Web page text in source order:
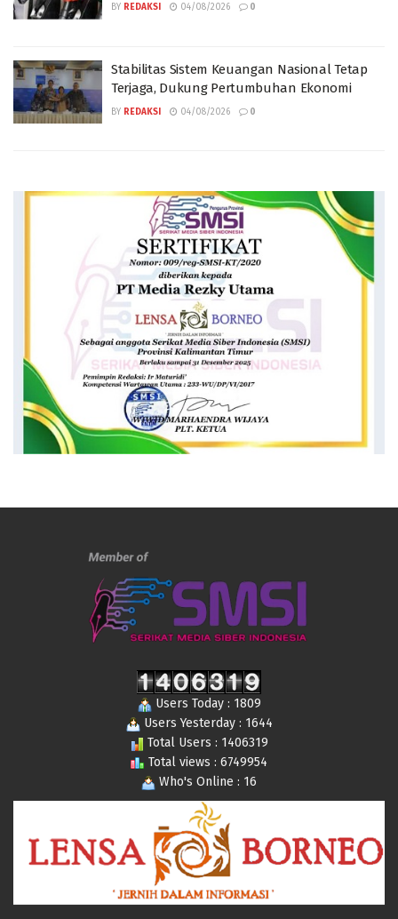
BY REDAKSI 04/08/2026 0
Stabilitas Sistem Keuangan Nasional Tetap
Terjaga, Dukung Pertumbuhan Ekonomi
BY REDAKSI 04/08/2026 0
Users Today : 1809
Users Yesterday : 1644
Total Users : 1406319
Total views : 6749954
Who's Online : 16